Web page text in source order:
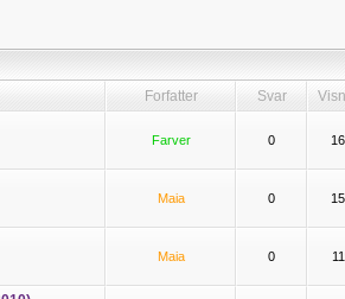
Forfatter Svar
Farver 0
Maia 0
Maia 0